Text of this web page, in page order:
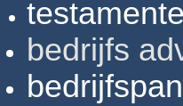
bedrijfs